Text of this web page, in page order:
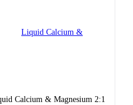
Calcium & Magnesium 2:1